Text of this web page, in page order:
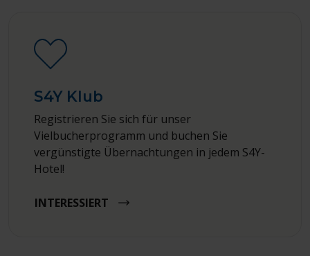
S4Y Klub
Registrieren Sie sich für unser
Vielbucherprogramm und buchen Sie
vergünstigte Übernachtungen in jedem S4Y-
Hotel!
INTERESSIERT